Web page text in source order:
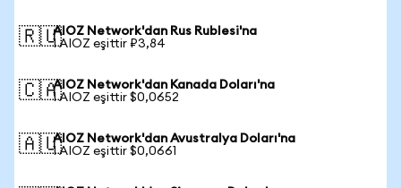
🇷🇺AIOZ Network'dan Rus Rublesi'na
1 AIOZ eşittir ₽3,84
🇨🇦AIOZ Network'dan Kanada Doları'na
1 AIOZ eşittir $0,0652
🇦🇺AIOZ Network'dan Avustralya Doları'na
1 AIOZ eşittir $0,0661